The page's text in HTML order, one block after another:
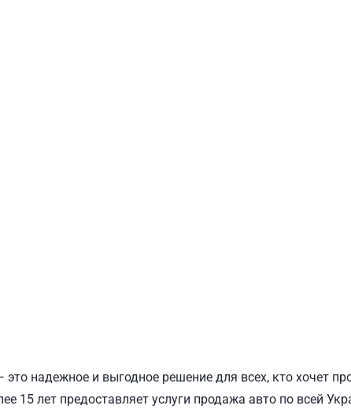
это надежное и выгодное решение для всех, кто хочет
15 лет предоставляет услуги продажа авто по всей